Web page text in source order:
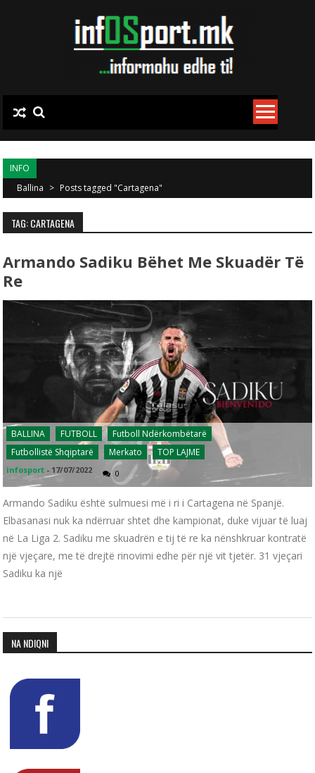
INFO
Ballina > Posts tagged "Cartagena"
TAG: CARTAGENA
Armando Sadiku Bëhet Me Skuadër Të
Re
BALLINA FUTBOLL
Futboll Ndërkombëtarë
Futbollistë Shqiptarë
Merkato TOP LAJME
infosport - 17/07/2022 0
Armando Sadiku është sulmuesi më i ri i Cartagena në Spanjë.
Elbasanasi nuk ka ndërruar shtet dhe kampionat, duke vijuar të luaj
në La Liga 2. Sadiku me skuadrën e tij të re ka nënshkruar kontratë
një vjeçare, me të drejtë rinovimi edhe për një vit tjetër. 31 vjeçari
Sadiku ka një
NA NDIQNI